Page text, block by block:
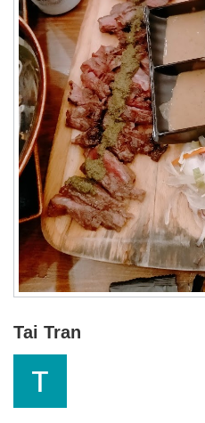
Tai Tran